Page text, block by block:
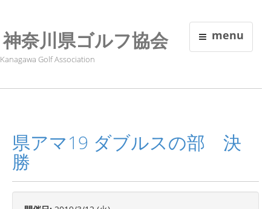
menu
神奈川県ゴルフ協会
Kanagawa Golf Association
県アマ19 ダブルスの部 決
勝